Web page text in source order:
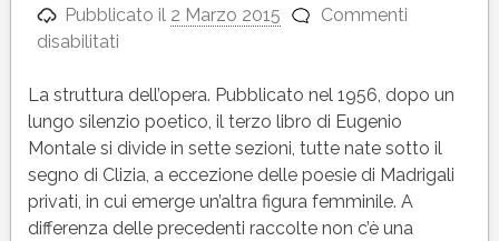
Pubblicato il 2 Marzo 2015
Commenti
disabilitatisu
a
LA
BUFERA
E
ALTRO
di
La struttura dell’opera. Pubblicato nel 1956, dopo un
lungo silenzio poetico, il terzo libro di Eugenio
Montale si divide in sette sezioni, tutte nate sotto il
segno di Clizia, a eccezione delle poesie di Madrigali
privati, in cui emerge un’altra figura femminile. A
differenza delle precedenti raccolte non c’è una